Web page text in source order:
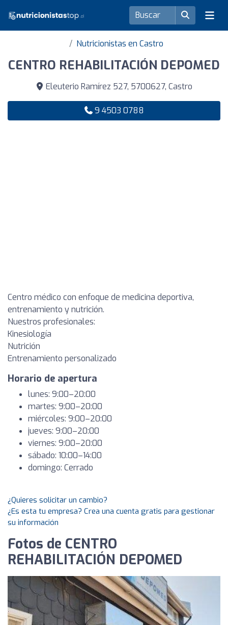
Nutricionistas en Castro
CENTRO REHABILITACIÓN DEPOMED
Eleuterio Ramírez 527, 5700627, Castro
9 4503 0788
Centro médico con enfoque de medicina deportiva,
entrenamiento y nutrición.
Nuestros profesionales:
Kinesiología
Nutrición
Entrenamiento personalizado
Horario de apertura
lunes: 9:00–20:00
martes: 9:00–20:00
miércoles: 9:00–20:00
jueves: 9:00–20:00
viernes: 9:00–20:00
sábado: 10:00–14:00
domingo: Cerrado
¿Quieres solicitar un cambio?
¿Es esta tu empresa? Crea una cuenta gratis para gestionar
su información
Fotos de CENTRO
REHABILITACIÓN DEPOMED